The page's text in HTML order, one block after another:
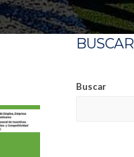
BUSCAR
Buscar